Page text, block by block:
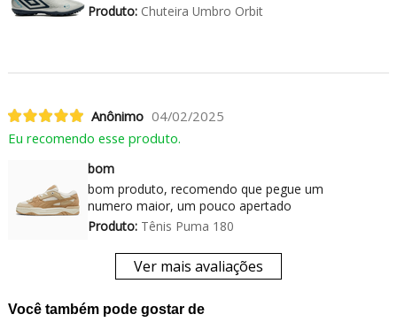
Produto:Chuteira Umbro Orbit
Anônimo 04/02/2025
Eu recomendo esse produto.
bom
bom produto, recomendo que pegue um
numero maior, um pouco apertado
Produto:Tênis Puma 180
Ver mais avaliações
Você também pode gostar de